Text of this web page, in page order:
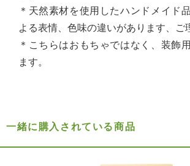
＊天然素材を使用したハンドメイド
よる表情、色味の違いがあります、ご
＊こちらはおもちゃではなく、装飾
ます。
一緒に購入されている商品